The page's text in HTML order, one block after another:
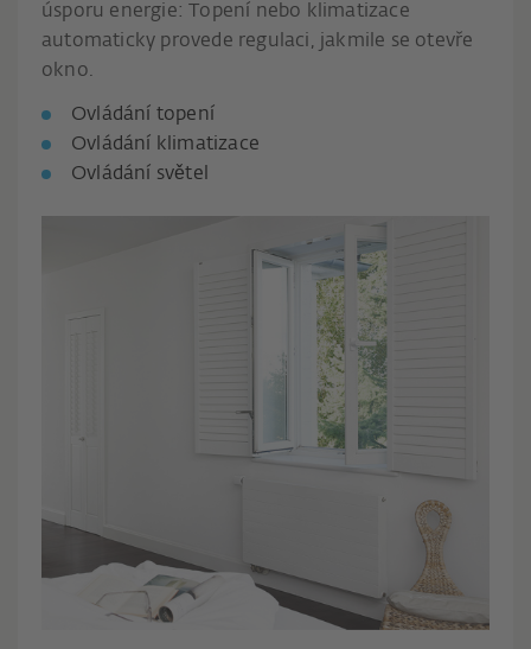
úsporu energie: Topení nebo klimatizace
automaticky provede regulaci, jakmile se otevře
okno.
Ovládání topení
Ovládání klimatizace
Ovládání světel